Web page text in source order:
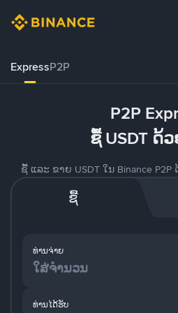
ExpressP2P
P2P
ຊື້ USDT ດ້
ຊື້ ແລະ ຂາຍ USDT ໃນ Binance
ຊື້
ທ່ານຈ່າຍ
ທ່ານໄດ້ຮັບ